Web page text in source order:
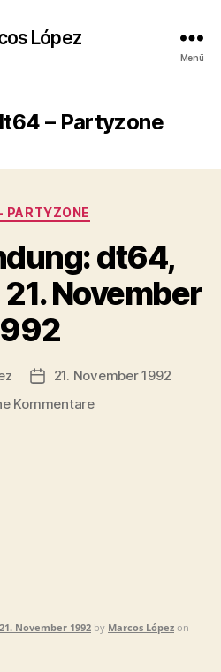
López
Menü
– Partyzone
Kategorien
dt64,
November
Veröffentlichungsdatum
21. November 1992
Kommentarezu
November 1992 by Marcos López on